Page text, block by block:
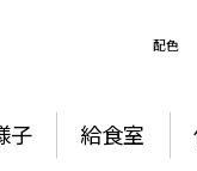
配色
子 給食室